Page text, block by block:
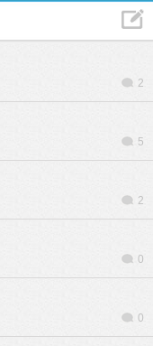
2
5
2
0
0